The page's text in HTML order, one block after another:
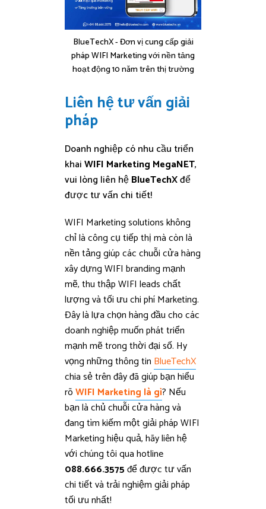
BlueTechX - Đơn vị cung cấp giải
pháp WIFI Marketing với nền tảng
hoạt động 10 năm trên thị trường
Liên hệ tư vấn giải
pháp
Doanh nghiệp có nhu cầu triển
khaiWIFI Marketing MegaNET,
vui lòng liên hệBlueTechXđể
được tư vấn chi tiết!
WIFI Marketing solutions không
chỉ là công cụ tiếp thị mà còn là
nền tảng giúp các chuỗi cửa hàng
xây dựng WIFI branding mạnh
mẽ, thu thập WIFI leads chất
lượng và tối ưu chi phí Marketing.
Đây là lựa chọn hàng đầu cho các
doanh nghiệp muốn phát triển
mạnh mẽ trong thời đại số. Hy
vọng những thông tin BlueTechX
chia sẻ trên đây đã giúp bạn hiểu
rõWIFI Marketing là gì? Nếu
bạn là chủ chuỗi cửa hàng và
đang tìm kiếm một giải pháp WIFI
Marketing hiệu quả, hãy liên hệ
với chúng tôi qua hotline
088.666.3575để được tư vấn
chi tiết và trải nghiệm giải pháp
tối ưu nhất!